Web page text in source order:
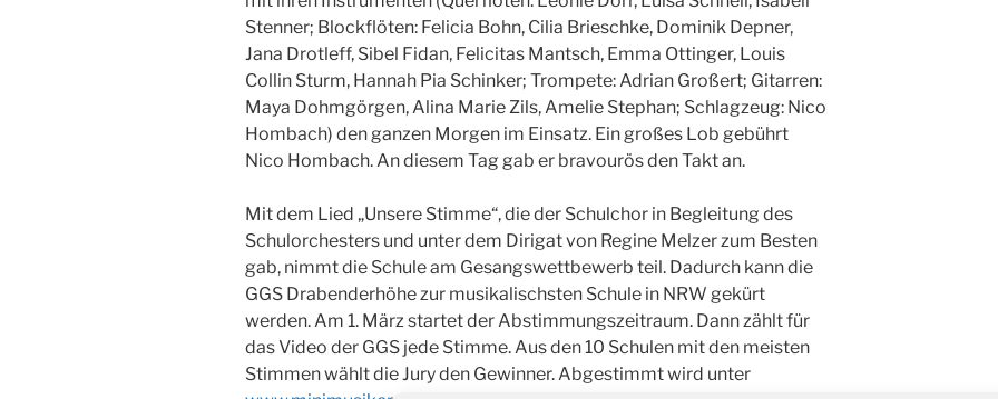
Stenner; Blockflöten: Felicia Bohn, Cilia Brieschke, Dominik Depner,
Jana Drotleff, Sibel Fidan, Felicitas Mantsch, Emma Ottinger, Louis
Collin Sturm, Hannah Pia Schinker; Trompete: Adrian Großert; Gitarren:
Maya Dohmgörgen, Alina Marie Zils, Amelie Stephan; Schlagzeug: Nico
Hombach) den ganzen Morgen im Einsatz. Ein großes Lob gebührt
Nico Hombach. An diesem Tag gab er bravourös den Takt an.
Mit dem Lied „Unsere Stimme“, die der Schulchor in Begleitung des
Schulorchesters und unter dem Dirigat von Regine Melzer zum Besten
gab, nimmt die Schule am Gesangswettbewerb teil. Dadurch kann die
GGS Drabenderhöhe zur musikalischsten Schule in NRW gekürt
werden. Am 1. März startet der Abstimmungszeitraum. Dann zählt für
das Video der GGS jede Stimme. Aus den 10 Schulen mit den meisten
Stimmen wählt die Jury den Gewinner. Abgestimmt wird unter